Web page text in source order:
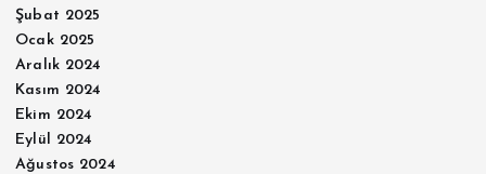
Şubat 2025
Ocak 2025
Aralık 2024
Kasım 2024
Ekim 2024
Eylül 2024
Ağustos 2024